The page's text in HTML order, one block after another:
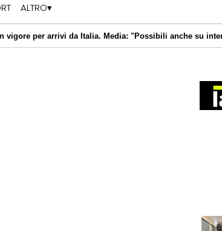
ALTRO
da Italia. Media: "Possibili anche su intero volo"|